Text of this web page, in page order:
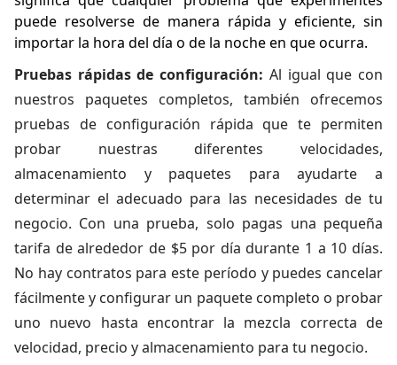
puede resolverse de manera rápida y eficiente, sin
importar la hora del día o de la noche en que ocurra.
Pruebas rápidas de configuración: Al igual que con
nuestros paquetes completos, también ofrecemos
pruebas de configuración rápida que te permiten
probar nuestras diferentes velocidades,
almacenamiento y paquetes para ayudarte a
determinar el adecuado para las necesidades de tu
negocio. Con una prueba, solo pagas una pequeña
tarifa de alrededor de $5 por día durante 1 a 10 días.
No hay contratos para este período y puedes cancelar
fácilmente y configurar un paquete completo o probar
uno nuevo hasta encontrar la mezcla correcta de
velocidad, precio y almacenamiento para tu negocio.